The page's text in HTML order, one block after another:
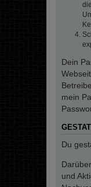
Dein
mein
Du
und